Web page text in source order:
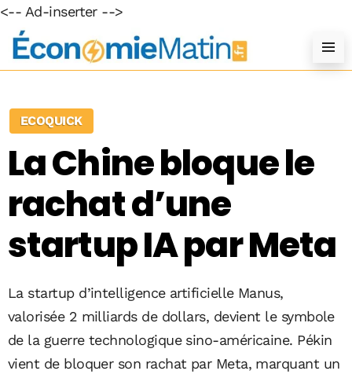
<-- Ad-inserter -->
ECOQUICK
La Chine bloque le
rachat d’une
startup IA par Meta
La startup d’intelligence artificielle Manus,
valorisée 2 milliards de dollars, devient le symbole
de la guerre technologique sino-américaine. Pékin
vient de bloquer son rachat par Meta, marquant un